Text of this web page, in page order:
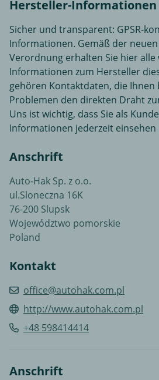
Hersteller-Informationen
Sicher und transparent: GPSR-
Informationen. Gemäß der neuen
Verordnung erhalten Sie hier alle
Informationen zum Hersteller
gehören Kontaktdaten, die Ihnen
Problemen den direkten Draht
Uns ist wichtig, dass Sie als
Informationen jederzeit einsehen
Anschrift
Auto-Hak Sp. z o.o.
ul.Sloneczna 16K
76-200 Slupsk
Województwo pomorskie
Poland
Kontakt
office@autohak.com.pl
http://www.autohak.com.pl
+48 598414414
Anschrift